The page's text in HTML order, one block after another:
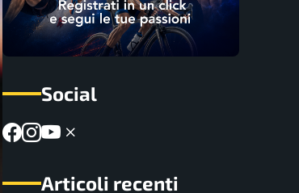
Social
Articoli recenti